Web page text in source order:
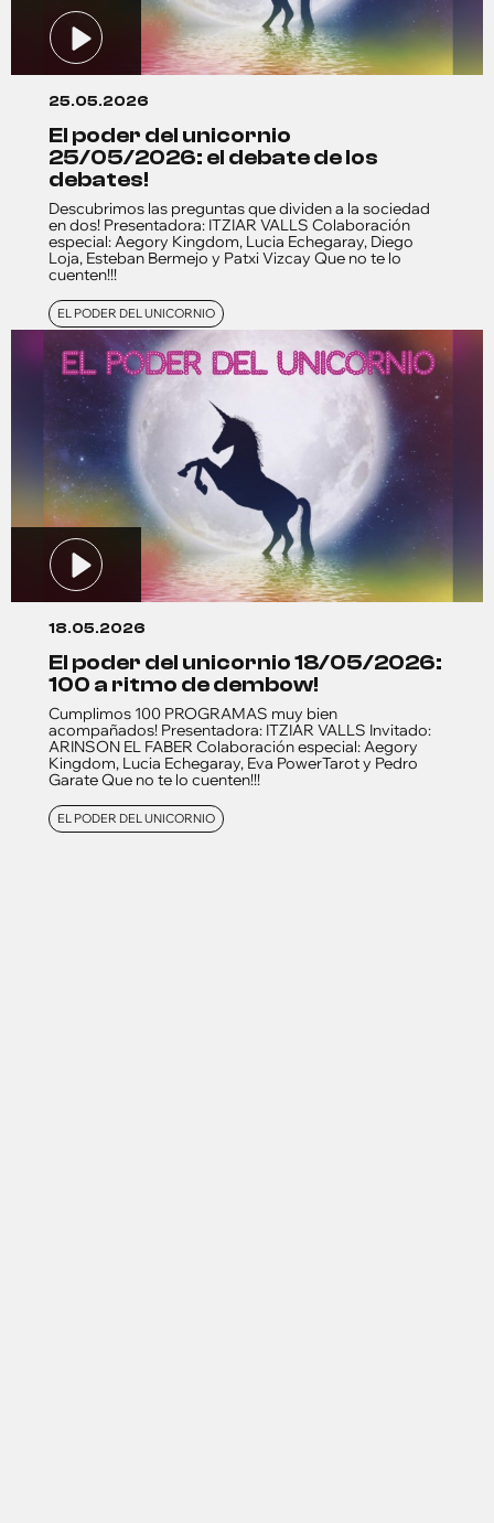
25.05.2026
el poder del unicornio
25/05/2026: el debate de los
debates!
Descubrimos las preguntas que dividen a la sociedad
en dos! Presentadora: ITZIAR VALLS Colaboración
especial: Aegory Kingdom, Lucia Echegaray, Diego
Loja, Esteban Bermejo y Patxi Vizcay Que no te lo
cuenten!!!
EL PODER DEL UNICORNIO
18.05.2026
el poder del unicornio 18/05/2026:
100 a ritmo de dembow!
Cumplimos 100 PROGRAMAS muy bien
acompañados! Presentadora: ITZIAR VALLS Invitado:
ARINSON EL FABER Colaboración especial: Aegory
Kingdom, Lucia Echegaray, Eva PowerTarot y Pedro
Garate Que no te lo cuenten!!!
EL PODER DEL UNICORNIO